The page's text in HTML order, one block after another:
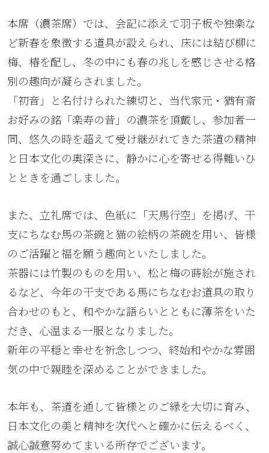
本席（濃茶席）では、会記に添えて羽子板や独楽な
ど新春を象徴する道具が設えられ、床には結び柳に
梅、椿を配し、冬の中にも春の兆しを感じさせる格
別の趣向が凝らされました。
「初音」と名付けられた練切と、当代家元・猶有斎
お好みの銘「楽寿の昔」の濃茶を頂戴し、参加者一
同、悠久の時を超えて受け継がれてきた茶道の精神
と日本文化の奥深さに、静かに心を寄せる得難いひ
とときを過ごしました。
また、立礼席では、色紙に「天馬行空」を掲げ、干
支にちなむ馬の茶碗と猫の絵柄の茶碗を用い、皆様
のご活躍と福を願う趣向といたしました。
茶器には竹製のものを用い、松と梅の蒔絵が施され
るなど、今年の干支である馬にちなむお道具の取り
合わせのもと、和やかな語らいとともに薄茶をいた
だき、心温まる一服となりました。
新年の平穏と幸せを祈念しつつ、終始和やかな雰囲
気の中で親睦を深めることができました。
本年も、茶道を通して皆様とのご縁を大切に育み、
日本文化の美と精神を次代へと確かに伝えるべく、
誠心誠意努めてまいる所存でございます。